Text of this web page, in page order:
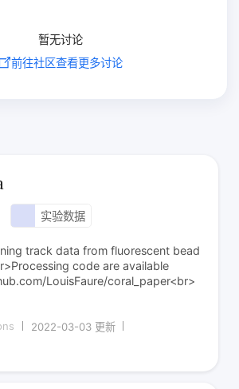
暂无讨论
前往社区查看更多讨论
实验数据
track data from fluorescent bead
code are available
LouisFaure/coral_paper<br>
2022-03-03 更新